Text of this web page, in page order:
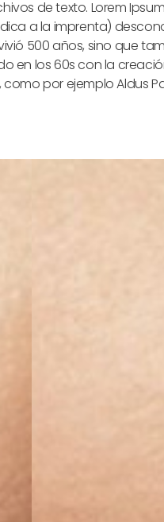
de texto. Lorem
a la imprenta)
500 años, sino que
los 60s con la
por ejemplo Aldus